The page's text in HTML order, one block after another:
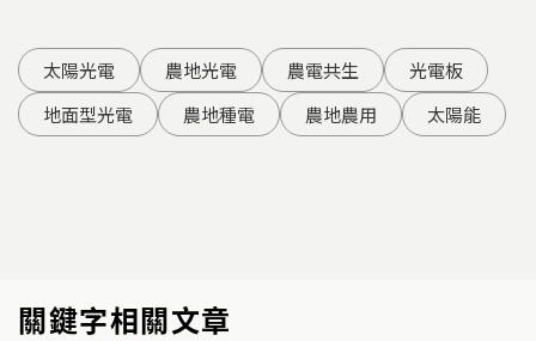
太陽光電 農地光電 農電共生
光電板
地面型光電
農地種電 農地農用 太陽能
關鍵字相關文章